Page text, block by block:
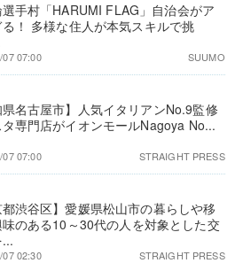
手村「HARUMI FLAG」自治会がア
！ 多様な住人が本気スキルで挑
SUUMO
07 07:00
県名古屋市】人気イタリアンNo.9監修
専門店がイオンモールNagoya No...
STRAIGHT PRESS
07 07:00
都渋谷区】愛媛県松山市の暮らしや移
のある10～30代の人を対象とした交
STRAIGHT PRESS
07 02:30